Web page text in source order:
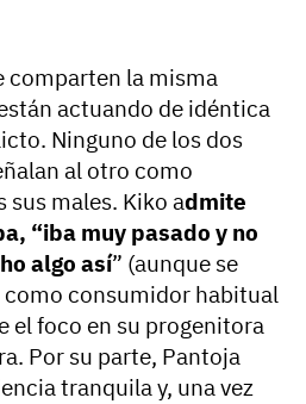
comparten la misma
actuando de idéntica
Ninguno de los dos
al otro como
sus males. Kiko admite
“iba muy pasado y no
algo así” (aunque se
como consumidor habitual
el foco en su progenitora
Por su parte, Pantoja
tranquila y, una vez